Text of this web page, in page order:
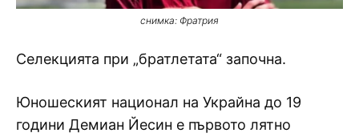
снимка: Фратрия
Селекцията при „братлетата“ започна.
Юношеският национал на Украйна до 19
години Демиан Йесин е първото лятно